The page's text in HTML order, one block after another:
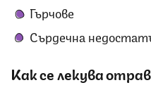
Гърчове
Сърдечна
Как се лекува